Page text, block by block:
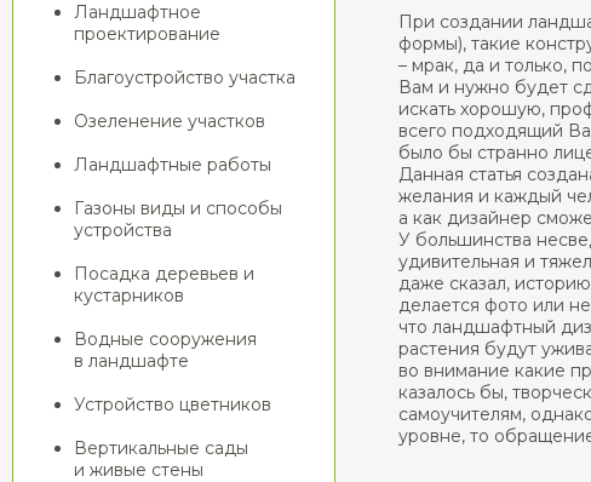
Ландшафтное
проектирование
Благоустройство участка
Озеленение участков
Ландшафтные работы
Газоны виды и способы
устройства
Посадка деревьев и
кустарников
Водные сооружения
в ландшафте
Устройство цветников
Вертикальные сады
и живые стены
При создании
формы), такие
– мрак, да и только,
Вам и нужно будет
искать хорошую,
всего подходящий
было бы странно
Данная статья
желания и каждый
а как дизайнер
У большинства
удивительная и
даже сказал,
делается фото или
что ландшафтный
растения будут
во внимание какие
казалось бы,
самоучителям,
уровне, то